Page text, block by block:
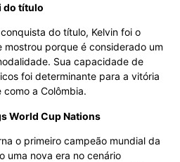
do título
do título, Kelvin foi o
porque é considerado um
Sua capacidade de
foi determinante para a vitória
a Colômbia.
World Cup Nations
o primeiro campeão mundial da
uma nova era no cenário